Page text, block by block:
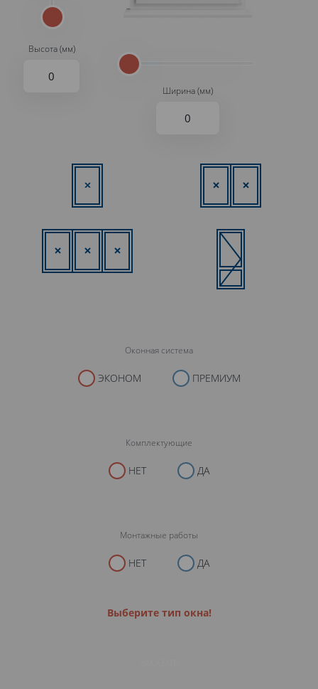
Высота (мм)
Ширина (мм)
Оконная система
ЭКОНОМ ПРЕМИУМ
Комплектующие
НЕТ ДА
Монтажные работы
НЕТ ДА
Выберите тип окна!